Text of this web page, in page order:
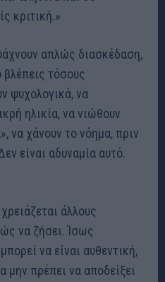
κριτική.»
απλώς διασκέδαση,
βλέπεις τόσους
ψυχολογικά, να
ηλικία, να νιώθουν
να χάνουν το νόημα, πριν
είναι αδυναμία αυτό.
άλλους
να ζήσει. Ίσως
να είναι αυθεντική,
μην πρέπει να αποδείξει